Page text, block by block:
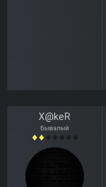
X@keR
Бывалый